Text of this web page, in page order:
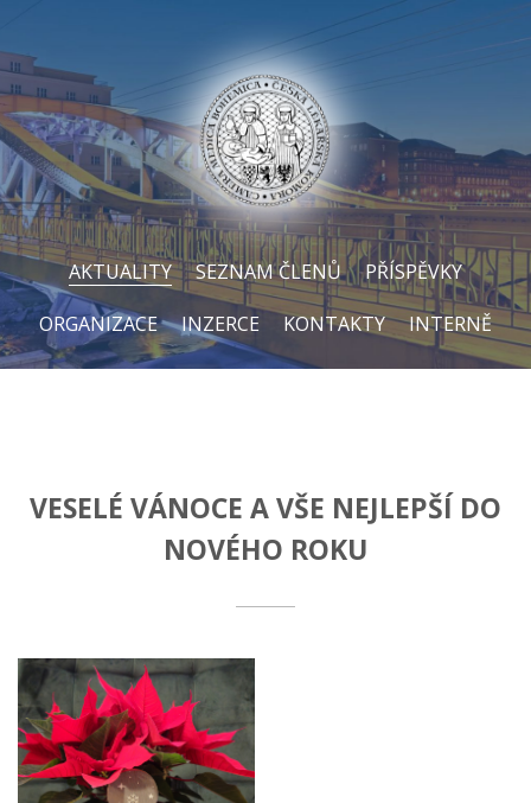
AKTUALITY SEZNAM ČLENŮ
PŘÍSPĚVKY
ORGANIZACE
INZERCE KONTAKTY INTERNĚ
VESELÉ VÁNOCE A VŠE NEJLEPŠÍ DO
NOVÉHO ROKU